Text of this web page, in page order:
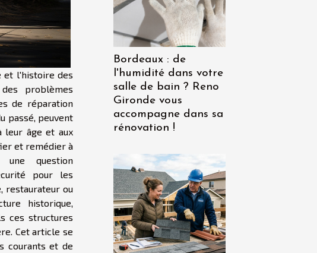
et l'histoire des
problèmes
de réparation
passé, peuvent
leur âge et aux
et remédier à
question
pour les
restaurateur ou
historique,
ces structures
Cet article se
courants et de
Bordeaux : de
l'humidité dans votre
salle de bain ? Reno
Gironde vous
accompagne dans sa
rénovation !